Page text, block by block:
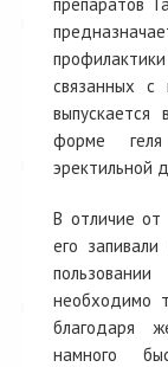
связанных с
форме
эректильной
В отличие от
его
необходимо
благодаря
намного